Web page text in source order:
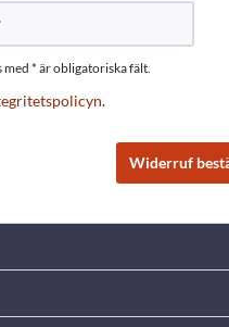
med * är obligatoriska fält.
.
Widerruf